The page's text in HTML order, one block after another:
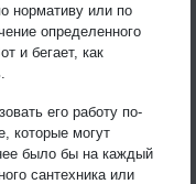
нормативу или по
определенного
и бегает, как
его работу по-
которые могут
было бы на каждый
сантехника или